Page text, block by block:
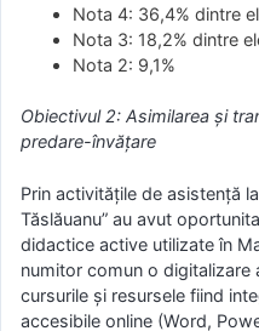
Nota 4: 36,4% dintre
Nota 3: 18,2% dintre
Nota 2: 9,1%
Obiectivul 2: Asimilarea și
predare-învățare
Prin activitățile de asistență
Tăslăuanu” au avut
didactice active utilizate în
numitor comun o digitalizare
cursurile și resursele fiind
accesibile online (Word,